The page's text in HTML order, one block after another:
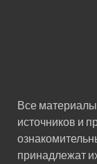
Все
источников и
принадлежат